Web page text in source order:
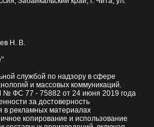
Н. В.
службой по надзору в сфере
и массовых коммуникаций.
№ ФС 77 - 75882 от 24 июня 2019 года
за достоверность
рекламных материалах
копирование и использование